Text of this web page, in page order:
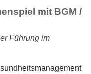
mit BGM /
Führung im